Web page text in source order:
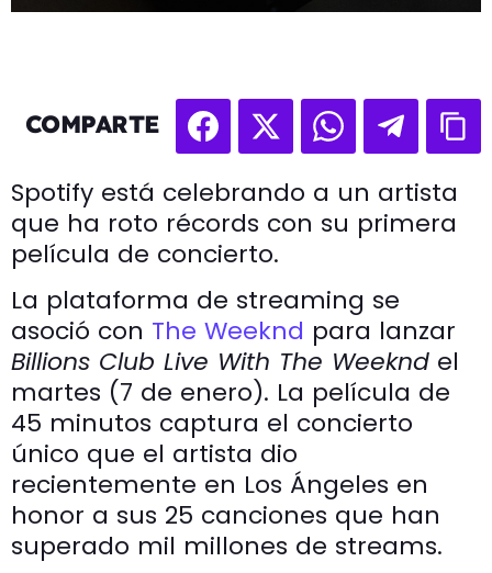
COMPARTE
Spotify está celebrando a un artista
que ha roto récords con su primera
película de concierto.
La plataforma de streaming se
asoció con The Weeknd para lanzar
Billions Club Live With The Weeknd el
martes (7 de enero). La película de
45 minutos captura el concierto
único que el artista dio
recientemente en Los Ángeles en
honor a sus 25 canciones que han
superado mil millones de streams.